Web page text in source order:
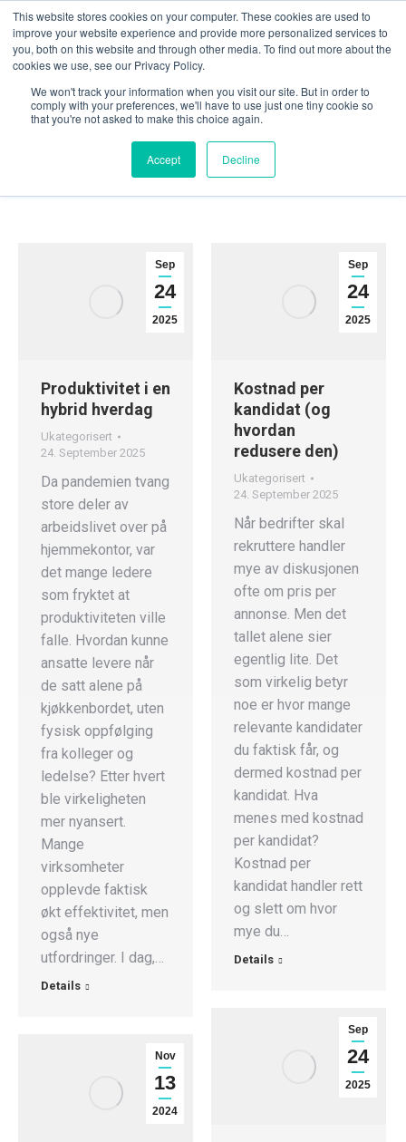
This website stores cookies on your computer. These cookies are used to
improve your website experience and provide more personalized services to
you, both on this website and through other media. To find out more about the
cookies we use, see our Privacy Policy.
We won't track your information when you visit our site. But in order to
comply with your preferences, we'll have to use just one tiny cookie so
that you're not asked to make this choice again.
Accept Decline
Blog
You are here:
Sep
24
2025
Produktivitet i en
hybrid hverdag
Ukategorisert
24. September 2025
Da pandemien tvang
store deler av
arbeidslivet over på
hjemmekontor, var
det mange ledere
som fryktet at
produktiviteten ville
falle. Hvordan kunne
ansatte levere når
de satt alene på
kjøkkenbordet, uten
fysisk oppfølging
fra kolleger og
ledelse? Etter hvert
ble virkeligheten
mer nyansert.
Mange
virksomheter
opplevde faktisk
økt effektivitet, men
også nye
utfordringer. I dag,…
Details
Sep
24
2025
Kostnad per
kandidat (og
hvordan
redusere den)
Ukategorisert
24. September 2025
Når bedrifter skal
rekruttere handler
mye av diskusjonen
ofte om pris per
annonse. Men det
tallet alene sier
egentlig lite. Det
som virkelig betyr
noe er hvor mange
relevante kandidater
du faktisk får, og
dermed kostnad per
kandidat. Hva
menes med kostnad
per kandidat?
Kostnad per
kandidat handler rett
og slett om hvor
mye du…
Details
Sep
24
2025
Nov
13
2024